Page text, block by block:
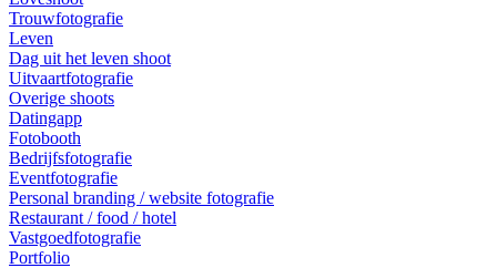
Trouwfotografie
Leven
Dag uit het leven shoot
Uitvaartfotografie
Overige shoots
Datingapp
Fotobooth
Bedrijfsfotografie
Eventfotografie
Personal branding / website fotografie
Restaurant / food / hotel
Vastgoedfotografie
Portfolio